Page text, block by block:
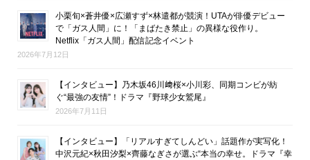
小栗旬×蒼井優×広瀬すず×林遣都が競演！UTAが俳優デビュー
で「ガス人間」に！「まばたき禁止」の異様な役作り。
Netflix「ガス人間」配信記念イベント
2026年7月12日
【インタビュー】乃木坂46川﨑桜×小川彩、同期コンビが紡
ぐ“最強の友情”！ドラマ『野球少女鷲尾』
2026年7月11日
【インタビュー】「リアルすぎてしんどい」話題作が実写化！
中沢元紀×秋田汐梨×齊藤なぎさが選ぶ“本当の幸せ。ドラマ『幸